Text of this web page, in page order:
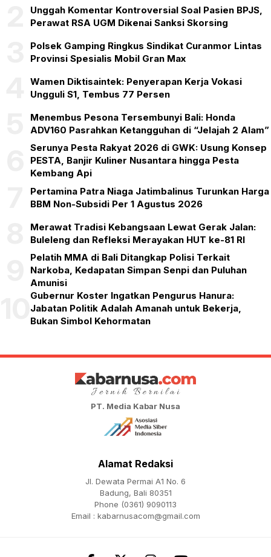
Unggah Komentar Kontroversial Soal Pasien BPJS,
Perawat RSA UGM Dikenai Sanksi Skorsing
Polsek Gamping Ringkus Sindikat Curanmor Lintas
Provinsi Spesialis Mobil Gran Max
Wamen Diktisaintek: Penyerapan Kerja Vokasi
Ungguli S1, Tembus 77 Persen
Menembus Pesona Tersembunyi Bali: Honda
ADV160 Pasrahkan Ketangguhan di “Jelajah 2 Alam”
Serunya Pesta Rakyat 2026 di GWK: Usung Konsep
PESTA, Banjir Kuliner Nusantara hingga Pesta
Kembang Api
Pertamina Patra Niaga Jatimbalinus Turunkan Harga
BBM Non-Subsidi Per 1 Agustus 2026
Merawat Tradisi Kebangsaan Lewat Gerak Jalan:
Buleleng dan Refleksi Merayakan HUT ke-81 RI
Pelatih MMA di Bali Ditangkap Polisi Terkait
Narkoba, Kedapatan Simpan Senpi dan Puluhan
Amunisi
Gubernur Koster Ingatkan Pengurus Hanura:
Jabatan Politik Adalah Amanah untuk Bekerja,
Bukan Simbol Kehormatan
PT. Media Kabar Nusa
Alamat Redaksi
Jl. Dewata Permai A1 No. 6
Badung, Bali 80351
Phone (0361) 9090113
Email : kabarnusacom@gmail.com